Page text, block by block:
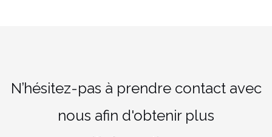
N’hésitez-pas à prendre contact avec
nous afin d'obtenir plus